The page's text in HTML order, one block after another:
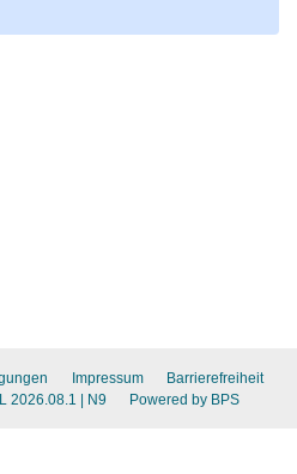
Impressum
Barrierefreiheit
2026.08.1 | N9 Powered by BPS